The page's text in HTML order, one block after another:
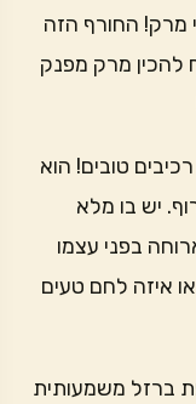
מרק! החורף הזה
להכין מרק מפנק
טובים! הוא
יש בו מלא
בפני עצמו
איזה לחם טעים
ברזל משמעותית